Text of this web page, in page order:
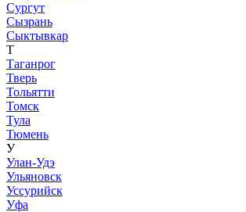
Сургут
Сызрань
Сыктывкар
Т
Таганрог
Тверь
Тольятти
Томск
Тула
Тюмень
У
Улан-Удэ
Ульяновск
Уссурийск
Уфа